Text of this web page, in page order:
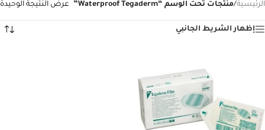
الرئيسية/منتجات تحت الوسم “Waterproof Tegaderm” عرض النتيجة الوحيدة
إظهار الشريط الجانبي